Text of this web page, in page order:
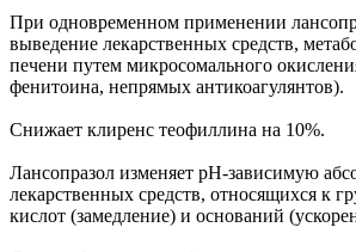
При одновременном применении
выведение лекарственных средств,
печени путем микросомального
фенитоина, непрямых антикоагулянтов).
Снижает клиренс теофиллина на 10%.
Лансопразол изменяет pH-зависимую
лекарственных средств, относящихся к
кислот (замедление) и оснований